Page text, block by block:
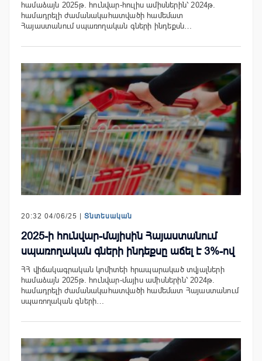
համաձայն 2025թ. հունվար-հուլիս ամիսներին՝ 2024թ.
համադրելի ժամանակահատվածի համեմատ
Հայաստանում սպառողական գների ինդեքսն…
20:32 04/06/25 | Տնտեսական
2025-ի հունվար-մայիսին Հայաստանում
սպառողական գների ինդեքսը աճել է 3%-ով
ՀՀ վիճակագրական կոմիտեի հրապարակած տվյալների
համաձայն 2025թ. հունվար-մայիս ամիսներին՝ 2024թ.
համադրելի ժամանակահատվածի համեմատ Հայաստանում
սպառողական գների…